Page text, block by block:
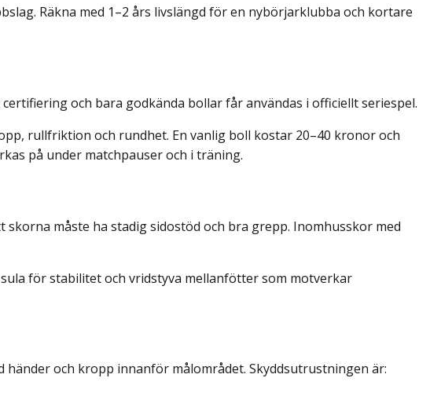
Räkna med 1–2 års livslängd för en nybörjar­klubba och kortare
och bara godkända bollar får användas i officiellt seriespel.
rullfriktion och rundhet. En vanlig boll kostar 20–40 kronor och
på under matchpauser och i träning.
måste ha stadig sidostöd och bra grepp. Inomhusskor med
för stabilitet och vridstyva mellanfötter som motverkar
och kropp innanför målområdet. Skyddsutrustningen är: